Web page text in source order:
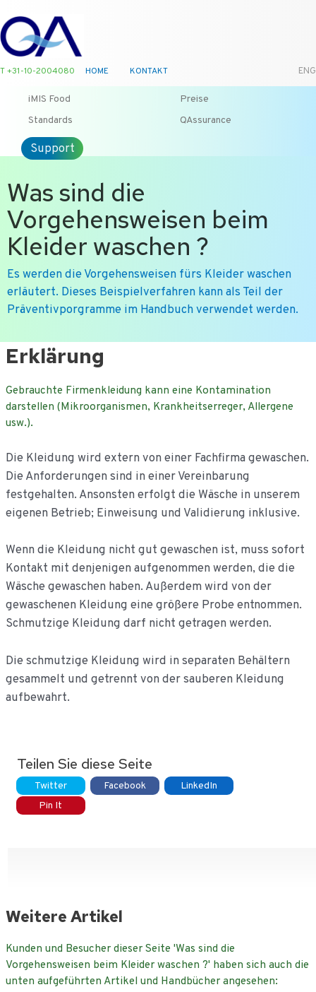
T +31-10-2004080 HOME KONTAKT ENG
iMIS Food
Preise
Standards
QAssurance
Support
Was sind die
Vorgehensweisen beim
Kleider waschen ?
Es werden die Vorgehensweisen fürs Kleider waschen
erläutert. Dieses Beispielverfahren kann als Teil der
Präventivporgramme im Handbuch verwendet werden.
Ga
naar
inhoud
Erklärung
Gebrauchte Firmenkleidung kann eine Kontamination
darstellen (Mikroorganismen, Krankheitserreger, Allergene
usw.).
Die Kleidung wird extern von einer Fachfirma gewaschen.
Die Anforderungen sind in einer Vereinbarung
festgehalten. Ansonsten erfolgt die Wäsche in unserem
eigenen Betrieb; Einweisung und Validierung inklusive.
Wenn die Kleidung nicht gut gewaschen ist, muss sofort
Kontakt mit denjenigen aufgenommen werden, die die
Wäsche gewaschen haben. Außerdem wird von der
gewaschenen Kleidung eine größere Probe entnommen.
Schmutzige Kleidung darf nicht getragen werden.
Die schmutzige Kleidung wird in separaten Behältern
gesammelt und getrennt von der sauberen Kleidung
aufbewahrt.
Teilen Sie diese Seite
Twitter Facebook
LinkedIn
Pin It
Weitere Artikel
Kunden und Besucher dieser Seite 'Was sind die
Vorgehensweisen beim Kleider waschen ?' haben sich auch die
unten aufgeführten Artikel und Handbücher angesehen: